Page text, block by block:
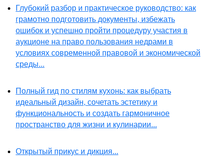
Глубокий разбор и практическое руководство: как
грамотно подготовить документы, избежать
ошибок и успешно пройти процедуру участия в
аукционе на право пользования недрами в
условиях современной правовой и экономической
среды...
Полный гид по стилям кухонь: как выбрать
идеальный дизайн, сочетать эстетику и
функциональность и создать гармоничное
пространство для жизни и кулинарии...
Открытый прикус и дикция...